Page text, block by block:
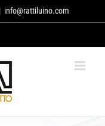
| info@rattiluino.com